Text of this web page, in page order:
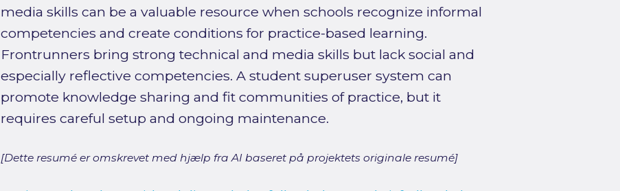
media skills can be a valuable resource when schools recognize informal
competencies and create conditions for practice-based learning.
Frontrunners bring strong technical and media skills but lack social and
especially reflective competencies. A student superuser system can
promote knowledge sharing and fit communities of practice, but it
requires careful setup and ongoing maintenance.
[Dette resumé er omskrevet med hjælp fra AI baseret på projektets originale resumé]